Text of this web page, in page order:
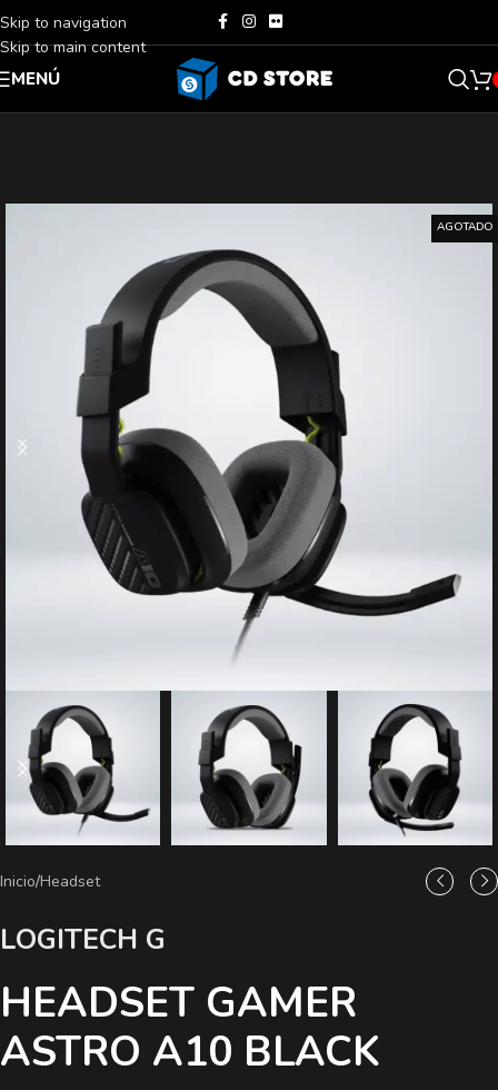
Skip to navigation
Skip to main content
MENÚ
AGOTADO
Inicio/Headset
LOGITECH G
HEADSET GAMER
ASTRO A10 BLACK